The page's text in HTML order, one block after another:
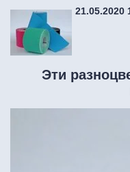
21.05.2020
Эти